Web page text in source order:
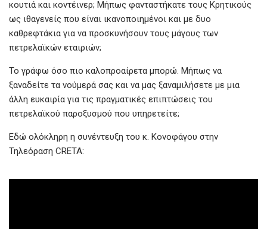
κουτιά και κοντέινερ; Μήπως φανταστήκατε τους Κρητικούς
ως ιθαγενείς που είναι ικανοποιημένοι και με δυο
καθρεφτάκια για να προσκυνήσουν τους μάγους των
πετρελαϊκών εταιριών;
Το γράφω όσο πιο καλοπροαίρετα μπορώ. Μήπως να
ξαναδείτε τα νούμερά σας και να μας ξαναμιλήσετε με μια
άλλη ευκαιρία για τις πραγματικές επιπτώσεις του
πετρελαϊκού παροξυσμού που υπηρετείτε;
Εδώ ολόκληρη η συνέντευξη του κ. Κονοφάγου στην
Τηλεόραση CRETA: